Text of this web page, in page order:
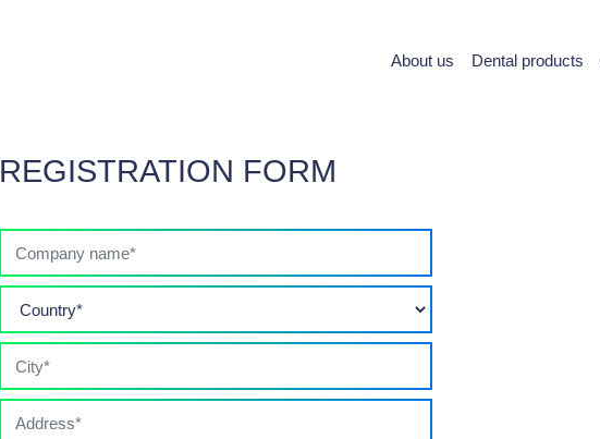
About us Dental products
REGISTRATION FORM